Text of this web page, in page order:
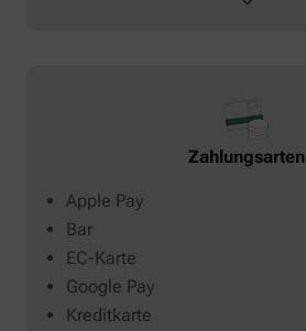
Zahlungsarten
Apple Pay
Bar
EC-Karte
Google Pay
Kreditkarte